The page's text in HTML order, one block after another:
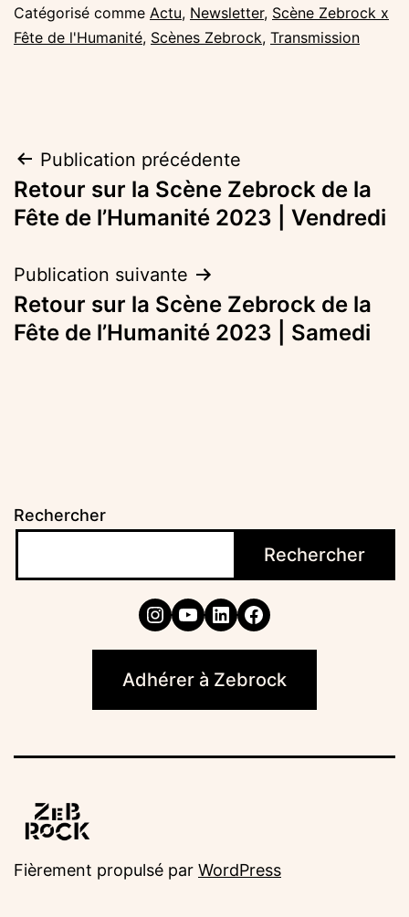
Catégorisé comme Actu, Newsletter, Scène Zebrock x
Fête de l'Humanité, Scènes Zebrock, Transmission
Navigation
de
Publication précédente
Retour sur la Scène Zebrock de la
Fête de l’Humanité 2023 | Vendredi
Publication suivante
Retour sur la Scène Zebrock de la
Fête de l’Humanité 2023 | Samedi
Rechercher
Rechercher
Instagram
YouTube
LinkedIn
Facebook
Adhérer à Zebrock
Fièrement propulsé par WordPress